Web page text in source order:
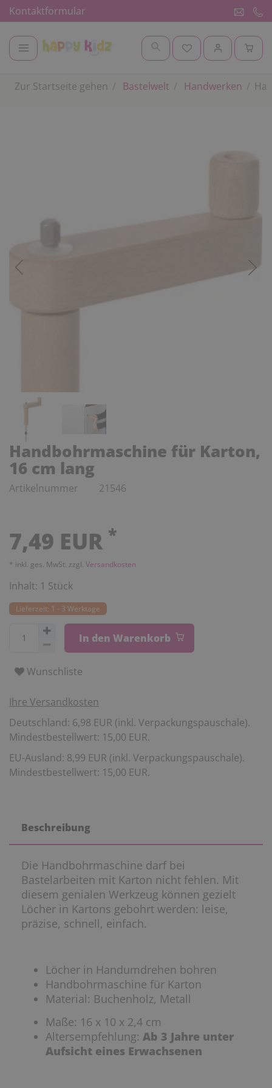
Kontaktformular
Zur Startseite gehen Bastelwelt Handwerken
Handbohrmaschine für Karton,
16 cm lang
Artikelnummer 21546
7,49 EUR *
* inkl. ges. MwSt. zzgl. Versandkosten
Inhalt: 1 Stück
Lieferzeit: 1 - 3 Werktage
In den Warenkorb
Wunschliste
Ihre Versandkosten
Deutschland: 6,98 EUR (inkl. Verpackungspauschale).
Mindestbestellwert: 15,00 EUR.
EU-Ausland: 8,99 EUR (inkl. Verpackungspauschale).
Mindestbestellwert: 15,00 EUR.
Beschreibung
Die Handbohrmaschine darf bei
Bastelarbeiten mit Karton nicht fehlen. Mit
diesem genialen Werkzeug können gezielt
Löcher in Kartons gebohrt werden: leise,
präzise, schnell, einfach.
Löcher in Handumdrehen bohren
Handbohrmaschine für Karton
Material: Buchenholz, Metall
Maße: 16 x 10 x 2,4 cm
Altersempfehlung: Ab 3 Jahre unter
Aufsicht eines Erwachsenen